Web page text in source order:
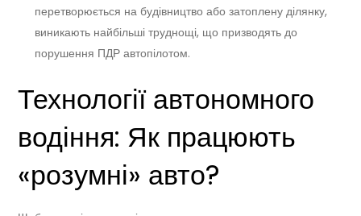
перетворюється на будівництво або затоплену ділянку,
виникають найбільші труднощі, що призводять до
порушення ПДР автопілотом.
Технології автономного
водіння: Як працюють
«розумні» авто?